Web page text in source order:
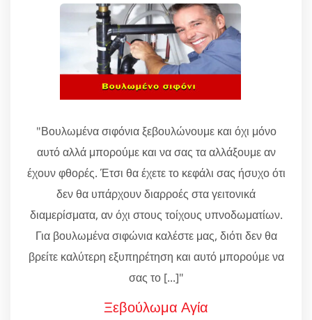
"Βουλωμένα σιφόνια ξεβουλώνουμε και όχι μόνο
αυτό αλλά μπορούμε και να σας τα αλλάξουμε αν
έχουν φθορές. Έτσι θα έχετε το κεφάλι σας ήσυχο ότι
δεν θα υπάρχουν διαρροές στα γειτονικά
διαμερίσματα, αν όχι στους τοίχους υπνοδωματίων.
Για βουλωμένα σιφώνια καλέστε μας, διότι δεν θα
βρείτε καλύτερη εξυπηρέτηση και αυτό μπορούμε να
σας το [...]"
Ξεβούλωμα Αγία